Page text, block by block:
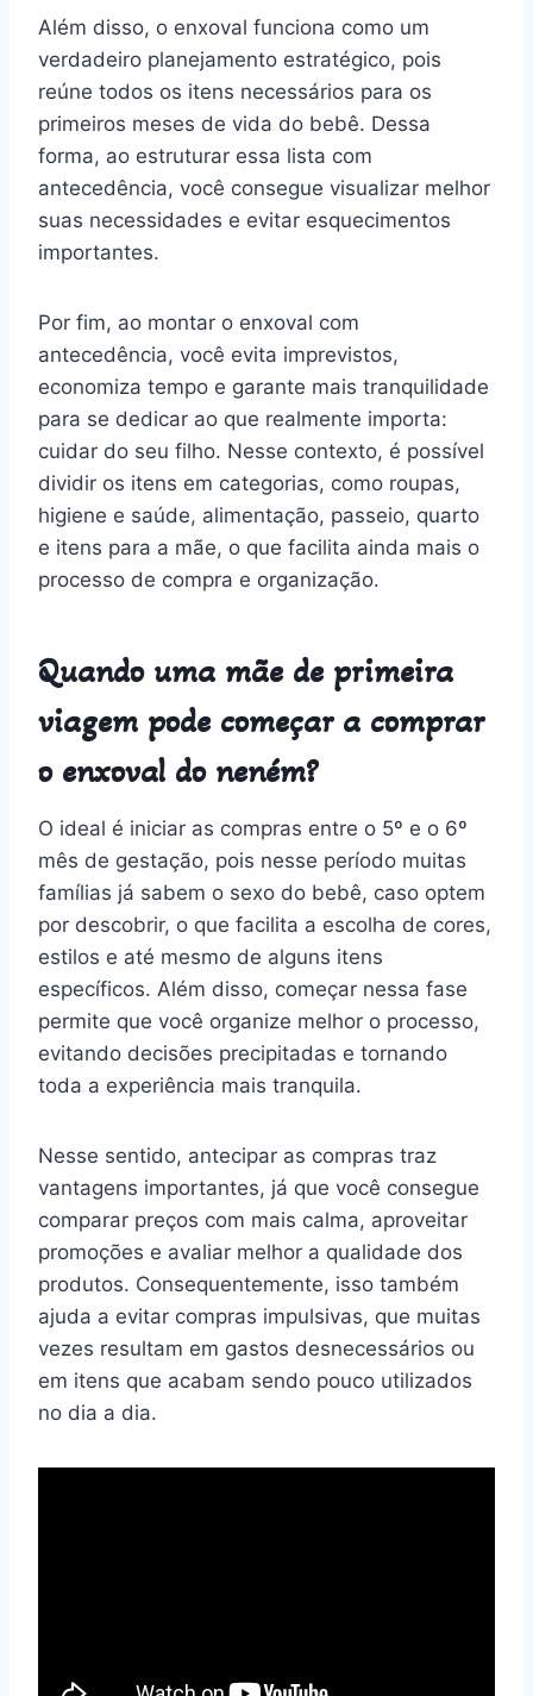
Além disso, o enxoval funciona como um
verdadeiro planejamento estratégico, pois
reúne todos os itens necessários para os
primeiros meses de vida do bebê. Dessa
forma, ao estruturar essa lista com
antecedência, você consegue visualizar melhor
suas necessidades e evitar esquecimentos
importantes.
Por fim, ao montar o enxoval com
antecedência, você evita imprevistos,
economiza tempo e garante mais tranquilidade
para se dedicar ao que realmente importa:
cuidar do seu filho. Nesse contexto, é possível
dividir os itens em categorias, como roupas,
higiene e saúde, alimentação, passeio, quarto
e itens para a mãe, o que facilita ainda mais o
processo de compra e organização.
Quando uma mãe de primeira
viagem pode começar a comprar
o enxoval do neném?
O ideal é iniciar as compras entre o 5º e o 6º
mês de gestação, pois nesse período muitas
famílias já sabem o sexo do bebê, caso optem
por descobrir, o que facilita a escolha de cores,
estilos e até mesmo de alguns itens
específicos. Além disso, começar nessa fase
permite que você organize melhor o processo,
evitando decisões precipitadas e tornando
toda a experiência mais tranquila.
Nesse sentido, antecipar as compras traz
vantagens importantes, já que você consegue
comparar preços com mais calma, aproveitar
promoções e avaliar melhor a qualidade dos
produtos. Consequentemente, isso também
ajuda a evitar compras impulsivas, que muitas
vezes resultam em gastos desnecessários ou
em itens que acabam sendo pouco utilizados
no dia a dia.